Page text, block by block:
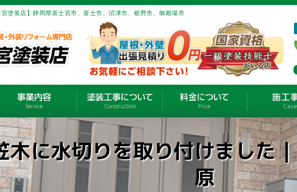
塗装店】静岡県富士宮市、富士市、沼津市、裾野市、御殿場市
木に水切りを取り付けました
原